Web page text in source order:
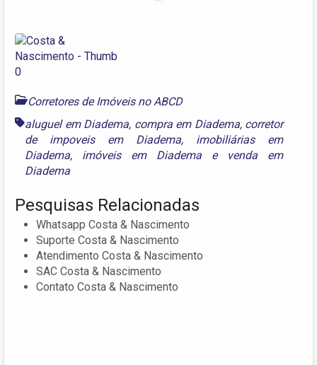
Corretores de Imóveis no ABCD
aluguel em Diadema, compra em Diadema, corretor
de impoveis em Diadema, imobiliárias em
Diadema, imóveis em Diadema e venda em
Diadema
Pesquisas Relacionadas
Whatsapp Costa & Nascimento
Suporte Costa & Nascimento
Atendimento Costa & Nascimento
SAC Costa & Nascimento
Contato Costa & Nascimento